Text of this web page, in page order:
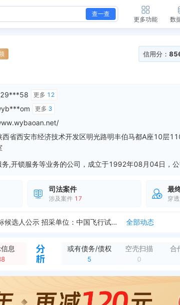
查一查
更多功能 数
信用分：
更多 12
更多 3
西省西安市经济技术开发区明光路明丰伯马都A座10层
司法案件
涉及案件 17
最
穿
全部动态
新增开庭公告，案由：故意伤害罪 被告：中国建筑第八工程局有限公司、孙**、西安未央保安服务有限公司 法院：陕西省西安市中级人民法院 开庭时间：2020-0...
全部动态
全部动态
全部动态
标单位：西安未央保安服务有限公司 全部动态
新增中标，西安市周秦都城遗址保护管理中心2026年丰镐遗址安保服务项目中标（成交）结果公告 预算金额：385200元 中标金额：383900元 招采单位：...
全部动态
息 或有债务/债权
5
空壳扫描
0
合